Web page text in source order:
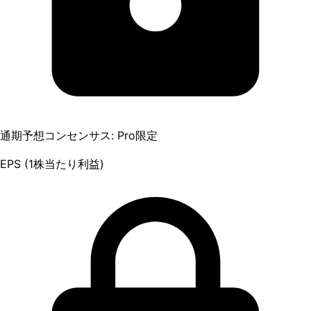
通期予想コンセンサス: Pro限定
EPS (1株当たり利益)